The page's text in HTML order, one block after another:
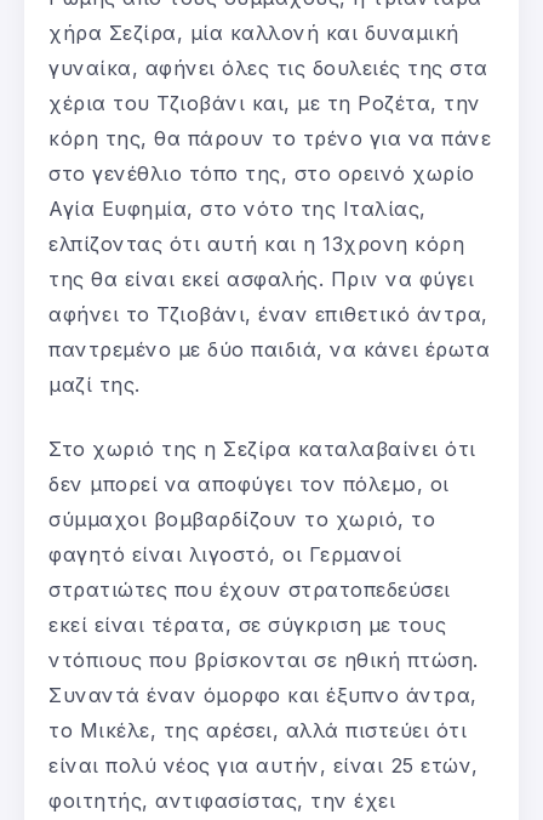
χήρα Σεζίρα, μία καλλονή και δυναμική
γυναίκα, αφήνει όλες τις δουλειές της στα
χέρια του Τζιοβάνι και, με τη Ροζέτα, την
κόρη της, θα πάρουν το τρένο για να πάνε
στο γενέθλιο τόπο της, στο ορεινό χωρίο
Αγία Ευφημία, στο νότο της Ιταλίας,
ελπίζοντας ότι αυτή και η 13χρονη κόρη
της θα είναι εκεί ασφαλής. Πριν να φύγει
αφήνει το Τζιοβάνι, έναν επιθετικό άντρα,
παντρεμένο με δύο παιδιά, να κάνει έρωτα
μαζί της.
Στο χωριό της η Σεζίρα καταλαβαίνει ότι
δεν μπορεί να αποφύγει τον πόλεμο, οι
σύμμαχοι βομβαρδίζουν το χωριό, το
φαγητό είναι λιγοστό, οι Γερμανοί
στρατιώτες που έχουν στρατοπεδεύσει
εκεί είναι τέρατα, σε σύγκριση με τους
ντόπιους που βρίσκονται σε ηθική πτώση.
Συναντά έναν όμορφο και έξυπνο άντρα,
το Μικέλε, της αρέσει, αλλά πιστεύει ότι
είναι πολύ νέος για αυτήν, είναι 25 ετών,
φοιτητής, αντιφασίστας, την έχει